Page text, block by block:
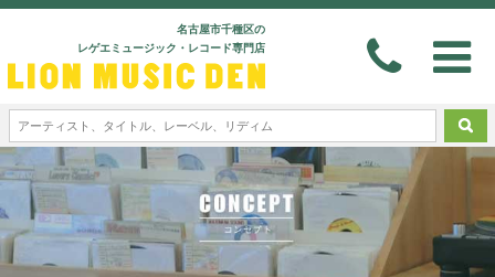
名古屋市千種区の
レゲエミュージック・レコード専門店